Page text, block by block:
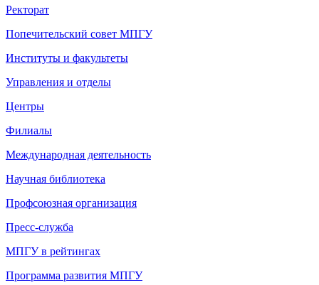
Ректорат
Попечительский совет МПГУ
Институты и факультеты
Управления и отделы
Центры
Филиалы
Международная деятельность
Научная библиотека
Профсоюзная организация
Пресс-служба
МПГУ в рейтингах
Программа развития МПГУ